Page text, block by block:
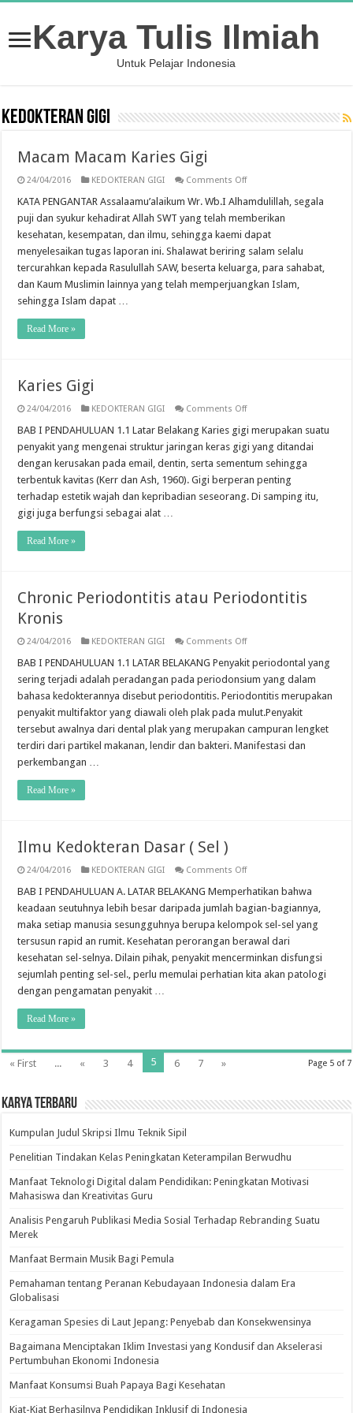
Karya Tulis Ilmiah
Untuk Pelajar Indonesia
KEDOKTERAN GIGI
Macam Macam Karies Gigi
24/04/2016 KEDOKTERAN GIGI Comments Offon
Macam
Gigi
KATA PENGANTAR Assalaamu’alaikum Wr. Wb.I Alhamdulillah, segala
puji dan syukur kehadirat Allah SWT yang telah memberikan
kesehatan, kesempatan, dan ilmu, sehingga kaemi dapat
menyelesaikan tugas laporan ini. Shalawat beriring salam selalu
tercurahkan kepada Rasulullah SAW, beserta keluarga, para sahabat,
dan Kaum Muslimin lainnya yang telah memperjuangkan Islam,
sehingga Islam dapat …
Read More »
Karies Gigi
24/04/2016 KEDOKTERAN GIGI Comments Offon
Gigi
BAB I PENDAHULUAN 1.1 Latar Belakang Karies gigi merupakan suatu
penyakit yang mengenai struktur jaringan keras gigi yang ditandai
dengan kerusakan pada email, dentin, serta sementum sehingga
terbentuk kavitas (Kerr dan Ash, 1960). Gigi berperan penting
terhadap estetik wajah dan kepribadian seseorang. Di samping itu,
gigi juga berfungsi sebagai alat …
Read More »
Chronic Periodontitis atau Periodontitis
Kronis
24/04/2016 KEDOKTERAN GIGI Comments Offon
Periodontitis
atau
Periodontitis
Kronis
BAB I PENDAHULUAN 1.1 LATAR BELAKANG Penyakit periodontal yang
sering terjadi adalah peradangan pada periodonsium yang dalam
bahasa kedokterannya disebut periodontitis. Periodontitis merupakan
penyakit multifaktor yang diawali oleh plak pada mulut.Penyakit
tersebut awalnya dari dental plak yang merupakan campuran lengket
terdiri dari partikel makanan, lendir dan bakteri. Manifestasi dan
perkembangan …
Read More »
Ilmu Kedokteran Dasar ( Sel )
24/04/2016 KEDOKTERAN GIGI Comments Offon
Kedokteran
(
Sel
)
BAB I PENDAHULUAN A. LATAR BELAKANG Memperhatikan bahwa
keadaan seutuhnya lebih besar daripada jumlah bagian-bagiannya,
maka setiap manusia sesungguhnya berupa kelompok sel-sel yang
tersusun rapid an rumit. Kesehatan perorangan berawal dari
kesehatan sel-selnya. Dilain pihak, penyakit mencerminkan disfungsi
sejumlah penting sel-sel., perlu memulai perhatian kita akan patologi
dengan pengamatan penyakit …
Read More »
Page 5 of 7
« First ... « 3 4 5 6 7 »
Karya Terbaru
Kumpulan Judul Skripsi Ilmu Teknik Sipil
Penelitian Tindakan Kelas Peningkatan Keterampilan Berwudhu
Manfaat Teknologi Digital dalam Pendidikan: Peningkatan Motivasi
Mahasiswa dan Kreativitas Guru
Analisis Pengaruh Publikasi Media Sosial Terhadap Rebranding Suatu
Merek
Manfaat Bermain Musik Bagi Pemula
Pemahaman tentang Peranan Kebudayaan Indonesia dalam Era
Globalisasi
Keragaman Spesies di Laut Jepang: Penyebab dan Konsekwensinya
Bagaimana Menciptakan Iklim Investasi yang Kondusif dan Akselerasi
Pertumbuhan Ekonomi Indonesia
Manfaat Konsumsi Buah Papaya Bagi Kesehatan
Kiat-Kiat Berhasilnya Pendidikan Inklusif di Indonesia